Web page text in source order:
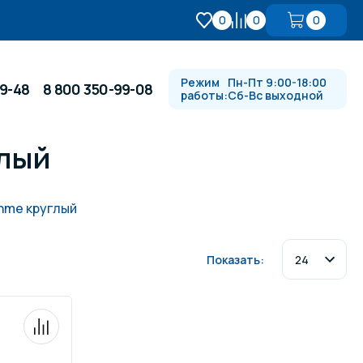
0 0 0
Водопады, водяные пушки и
48 8 800 350-99-08
Режим
работы:
Пн-Пт 9:00-18:00
Сб-Вс выходной
круглый
Показать: